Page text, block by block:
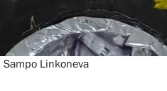
Linkoneva